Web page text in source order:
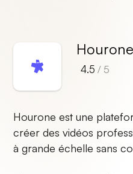
Hourone
4.5 / 5
Hourone est une
créer des vidéos
à grande échelle sans